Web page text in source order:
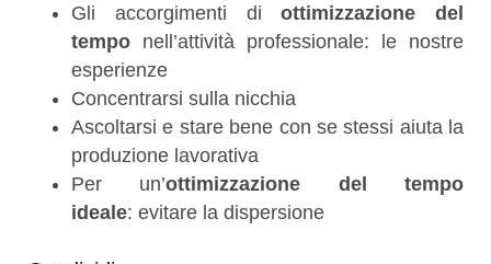
Gli accorgimenti diottimizzazione del
tempo nell’attività professionale: le nostre
esperienze
Concentrarsi sulla nicchia
Ascoltarsi e stare bene con se stessi aiuta la
produzione lavorativa
Per un’ottimizzazione del tempo
ideale: evitare la dispersione